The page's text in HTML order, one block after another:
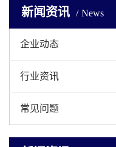
新闻资讯 News
企业动态
行业资讯
常见问题